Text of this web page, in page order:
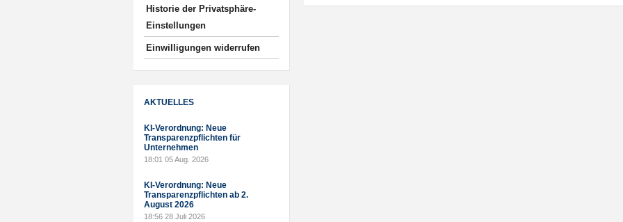
Historie der Privatsphäre-
Einstellungen
Einwilligungen widerrufen
AKTUELLES
KI-Verordnung: Neue
Transparenzpflichten für
Unternehmen
18:01 05 Aug. 2026
KI-Verordnung: Neue
Transparenzpflichten ab 2.
August 2026
18:56 28 Juli 2026